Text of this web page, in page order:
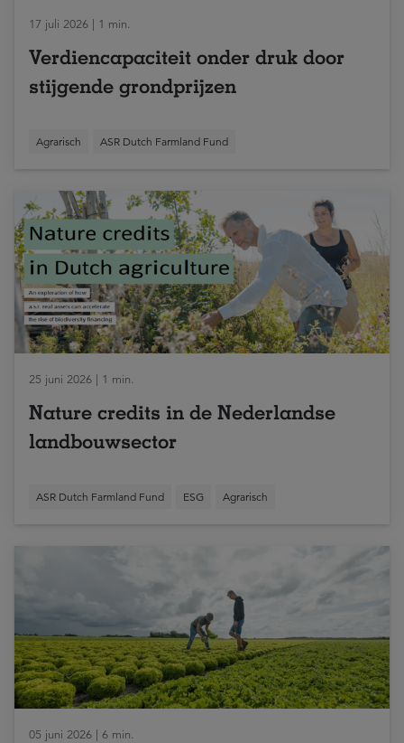
17 juli 2026 | 1 min.
Verdiencapaciteit onder druk door
stijgende grondprijzen
Agrarisch ASR Dutch Farmland Fund
25 juni 2026 | 1 min.
Nature credits in de Nederlandse
landbouwsector
ASR Dutch Farmland Fund ESG Agrarisch
05 juni 2026 | 6 min.